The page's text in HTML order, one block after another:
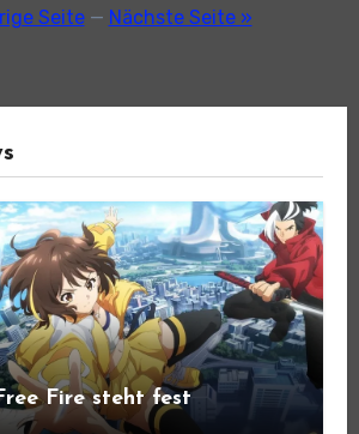
Seite— Nächste Seite »
Fire steht fest